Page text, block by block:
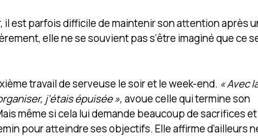
il est parfois difficile de maintenir son attention après
elle ne se souvient pas s’être imaginé que ce
travail de serveuse le soir et le week-end. « Avec
j’étais épuisée », avoue celle qui termine son
même si cela lui demande beaucoup de sacrifices
pour atteindre ses objectifs. Elle affirme d’ailleurs